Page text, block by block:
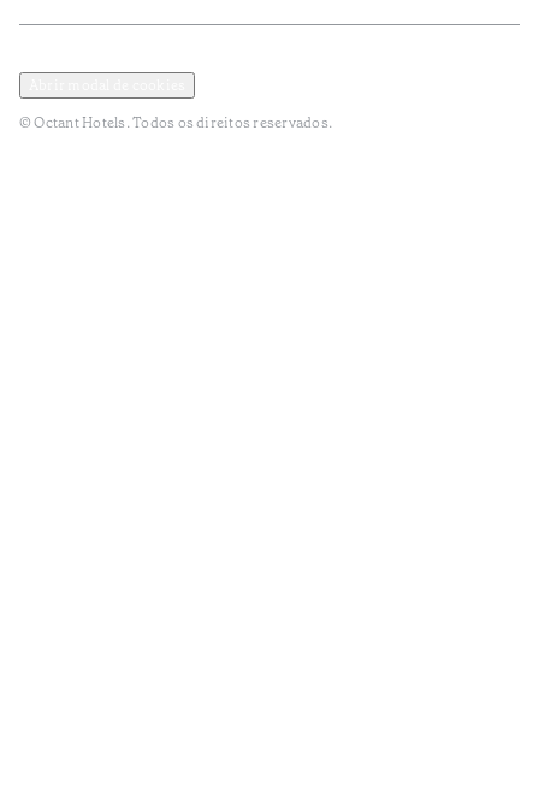
© Octant Hotels. Todos os direitos reservados.